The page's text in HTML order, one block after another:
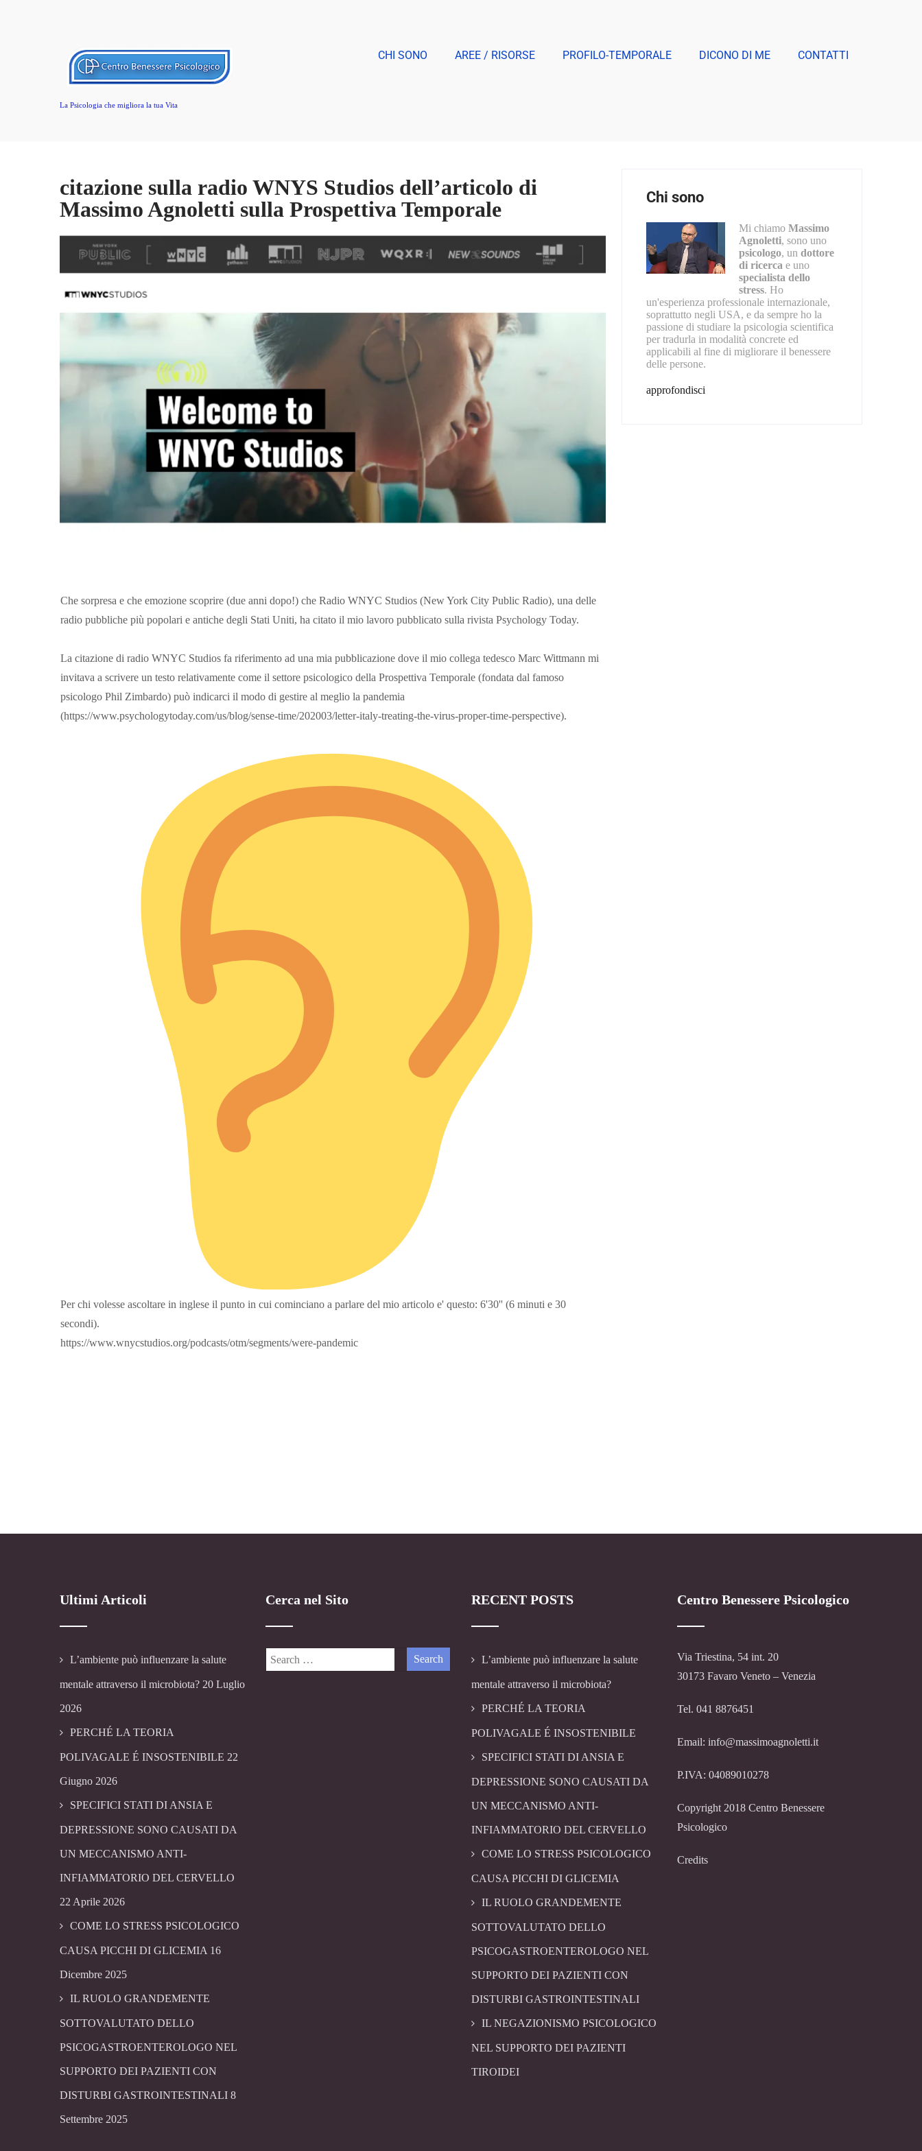
La Psicologia che migliora la tua Vita
CHI SONO AREE / RISORSE PROFILO-TEMPORALE DICONO DI ME CONTATTI
citazione sulla radio WNYS Studios dell’articolo di
Massimo Agnoletti sulla Prospettiva Temporale
Che sorpresa e che emozione scoprire (due anni dopo!) che Radio WNYC Studios (New York City Public Radio), una delle
radio pubbliche più popolari e antiche degli Stati Uniti, ha citato il mio lavoro pubblicato sulla rivista Psychology Today.
La citazione di radio WNYC Studios fa riferimento ad una mia pubblicazione dove il mio collega tedesco Marc Wittmann mi
invitava a scrivere un testo relativamente come il settore psicologico della Prospettiva Temporale (fondata dal famoso
psicologo Phil Zimbardo) può indicarci il modo di gestire al meglio la pandemia
(https://www.psychologytoday.com/us/blog/sense-time/202003/letter-italy-treating-the-virus-proper-time-perspective).
Per chi volesse ascoltare in inglese il punto in cui cominciano a parlare del mio articolo e' questo: 6'30'' (6 minuti e 30
secondi).
https://www.wnycstudios.org/podcasts/otm/segments/were-pandemic
Chi sono
Mi chiamoMassimo
Agnoletti, sono uno
psicologo, undottore
di ricerca e uno
specialista dello
stress. Ho
un'esperienza professionale internazionale,
soprattutto negli USA, e da sempre ho la
passione di studiare la psicologia scientifica
per tradurla in modalità concrete ed
applicabili al fine di migliorare il benessere
delle persone.
approfondisci
Ultimi Articoli
L’ambiente può influenzare la salute
mentale attraverso il microbiota? 20 Luglio
2026
PERCHÉ LA TEORIA
POLIVAGALE É INSOSTENIBILE 22
Giugno 2026
SPECIFICI STATI DI ANSIA E
DEPRESSIONE SONO CAUSATI DA
UN MECCANISMO ANTI-
INFIAMMATORIO DEL CERVELLO
22 Aprile 2026
COME LO STRESS PSICOLOGICO
CAUSA PICCHI DI GLICEMIA 16
Dicembre 2025
IL RUOLO GRANDEMENTE
SOTTOVALUTATO DELLO
PSICOGASTROENTEROLOGO NEL
SUPPORTO DEI PAZIENTI CON
DISTURBI GASTROINTESTINALI 8
Settembre 2025
Cerca nel Sito RECENT POSTS
L’ambiente può influenzare la salute
mentale attraverso il microbiota?
PERCHÉ LA TEORIA
POLIVAGALE É INSOSTENIBILE
SPECIFICI STATI DI ANSIA E
DEPRESSIONE SONO CAUSATI DA
UN MECCANISMO ANTI-
INFIAMMATORIO DEL CERVELLO
COME LO STRESS PSICOLOGICO
CAUSA PICCHI DI GLICEMIA
IL RUOLO GRANDEMENTE
SOTTOVALUTATO DELLO
PSICOGASTROENTEROLOGO NEL
SUPPORTO DEI PAZIENTI CON
DISTURBI GASTROINTESTINALI
IL NEGAZIONISMO PSICOLOGICO
NEL SUPPORTO DEI PAZIENTI
TIROIDEI
Centro Benessere Psicologico
Via Triestina, 54 int. 20
30173 Favaro Veneto – Venezia
Tel. 041 8876451
Email: info@massimoagnoletti.it
P.IVA: 04089010278
Copyright 2018 Centro Benessere
Psicologico
Credits